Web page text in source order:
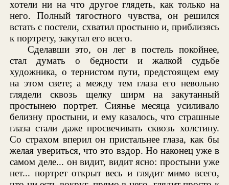
хотели ни на что другое глядеть, как только на
него. Полный тягостного чувства, он решился
встать с постели, схватил простыню и, приблизясь
к портрету, закутал его всего.
Сделавши это, он лег в постель покойнее,
стал думать о бедности и жалкой судьбе
художника, о тернистом пути, предстоящем ему
на этом свете; а между тем глаза его невольно
глядели сквозь щелку ширм на закутанный
простынею портрет. Сиянье месяца усиливало
белизну простыни, и ему казалось, что страшные
глаза стали даже просвечивать сквозь холстину.
Со страхом вперил он пристальнее глаза, как бы
желая увериться, что это вздор. Но наконец уже в
самом деле... он видит, видит ясно: простыни уже
нет... портрет открыт весь и глядит мимо всего,